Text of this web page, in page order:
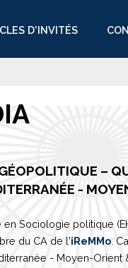
D'INVITÉS
–
ÉE -
Sociologie politique
du CA de l'iReMMo .
- Moyen-Orient